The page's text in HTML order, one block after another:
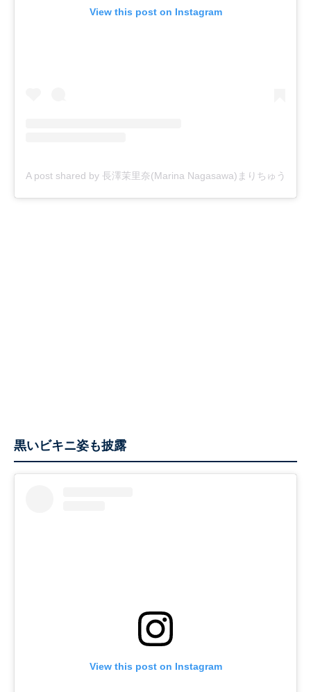
View this post on Instagram
A post shared by 長澤茉里奈(Marina Nagasawa)まりちゅう
黒いビキニ姿も披露
View this post on Instagram